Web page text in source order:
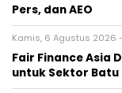
Pers, dan AEO
Kamis, 6 Agustus 2026 -
Fair Finance Asia
untuk Sektor Batu